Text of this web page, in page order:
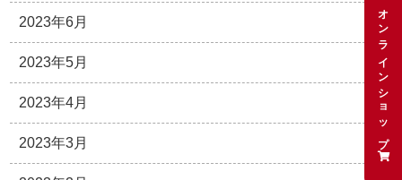
2023年6月
2023年5月
2023年4月
2023年3月 オンラインショップ